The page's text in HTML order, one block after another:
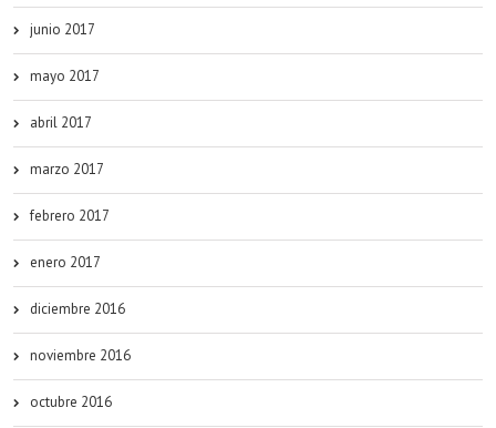
junio 2017
mayo 2017
abril 2017
marzo 2017
febrero 2017
enero 2017
diciembre 2016
noviembre 2016
octubre 2016